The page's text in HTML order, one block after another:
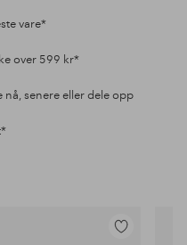
vare*
over 599 kr*
nå, senere eller dele opp
Legg